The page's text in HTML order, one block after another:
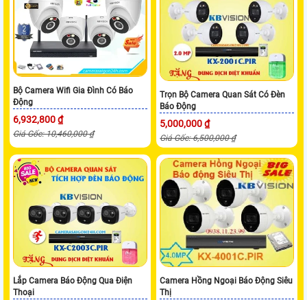
Bộ Camera Wifi Gia Đình Có Báo
Động
6,932,800 ₫
Giá Gốc: 10,460,000 ₫
Trọn Bộ Camera Quan Sát Có Đèn
Báo Động
5,000,000 ₫
Giá Gốc: 6,500,000 ₫
Lắp Camera Báo Động Qua Điện
Thoại
Camera Hồng Ngoại Báo Động Siêu
Thị